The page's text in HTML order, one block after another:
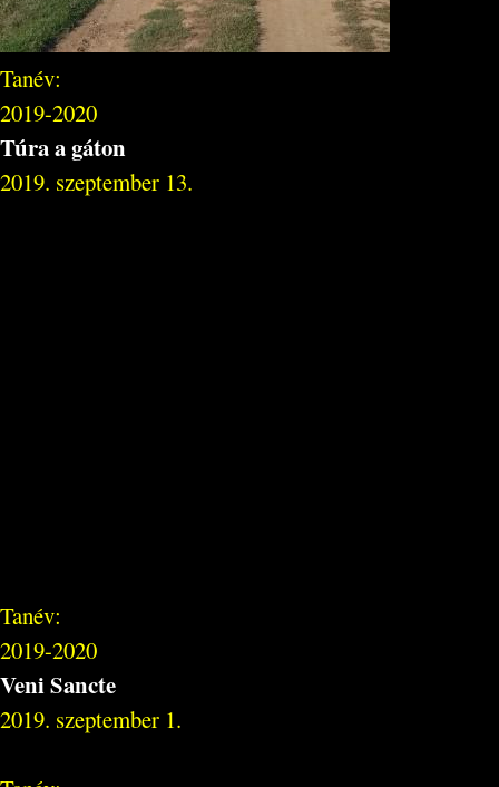
Tanév:
2019-2020
Túra a gáton
2019. szeptember 13.
Tanév:
2019-2020
Veni Sancte
2019. szeptember 1.